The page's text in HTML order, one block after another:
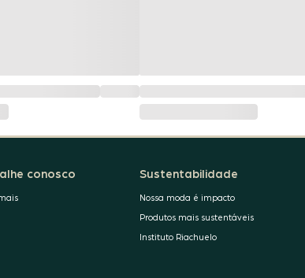
conosco Sustentabilidade
Nossa moda é impacto
Produtos mais sustentáveis
Instituto Riachuelo